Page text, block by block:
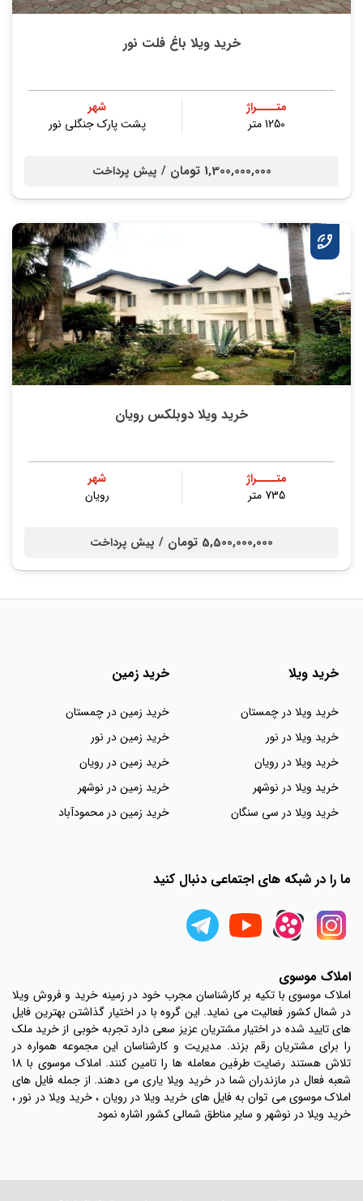
خرید ویلا باغ فلت نور
متــــراژ
1250 متر
شهر
پشت پارک جنگلی نور
1,300,000,000 تومان / پیش پرداخت
خرید ویلا دوبلکس رویان
متــــراژ
735 متر
شهر
رویان
5,500,000,000 تومان / پیش پرداخت
خرید ویلا
خرید ویلا در چمستان
خرید ویلا در نور
خرید ویلا در رویان
خرید ویلا در نوشهر
خرید ویلا در سی سنگان
خرید زمین
خرید زمین در چمستان
خرید زمین در نور
خرید زمین در رویان
خرید زمین در نوشهر
خرید زمین در محمودآباد
ما را در شبکه های اجتماعی دنبال کنید
املاک موسوی
املاک موسوی با تکیه بر کارشناسان مجرب خود در زمینه خرید و فروش ویلا
در شمال کشور فعالیت می نماید. این گروه با در اختیار گذاشتن بهترین فایل
های تایید شده در اختیار مشتریان عزیز سعی دارد تجربه خوبی از خرید ملک
را برای مشتریان رقم بزند. مدیریت و کارشناسان این مجموعه همواره در
تلاش هستند رضایت طرفین معامله ها را تامین کنند. املاک موسوی با 18
شعبه فعال در مازندران شما در خرید ویلا یاری می دهند. از جمله فایل های
املاک موسوی می توان به فایل های خرید ویلا در رویان ، خرید ویلا در نور ،
خرید ویلا در نوشهر و سایر مناطق شمالی کشور اشاره نمود